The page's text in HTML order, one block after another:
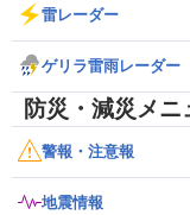
雷レーダー
ゲリラ雷雨レーダー
防災・減災メニ
警報・注意報
地震情報